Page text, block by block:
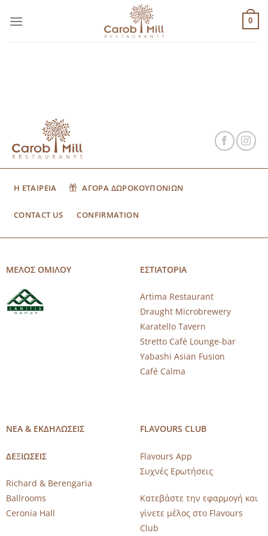
στο
0
Η ΕΤΑΙΡΕΙΑ ΑΓΟΡΑ ΔΩΡΟΚΟΥΠΟΝΙΩΝ
CONTACT US CONFIRMATION
ΜΕΛΟΣ ΟΜΙΛΟΥ ΕΣΤΙΑΤΟΡΙΑ
Artima Restaurant
Draught Microbrewery
Karatello Tavern
Stretto Café Lounge-bar
Yabashi Asian Fusion
Café Calma
ΝΕΑ & ΕΚΔΗΛΩΣΕΙΣ
ΔΕΞΙΩΣΕΙΣ
Richard & Berengaria
Ballrooms
Ceronia Hall
FLAVOURS CLUB
Flavours App
Συχνές Ερωτήσεις
Κατεβάστε την εφαρμογή και
γίνετε μέλος στο Flavours
Club